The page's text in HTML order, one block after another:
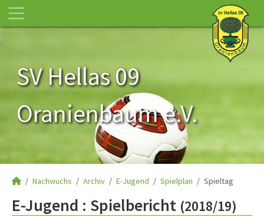
SV Hellas 09
Oranienbaum e.V.
Nachwuchs Archiv E-Jugend Spielplan Spieltag
E-Jugend : Spielbericht (2018/19)